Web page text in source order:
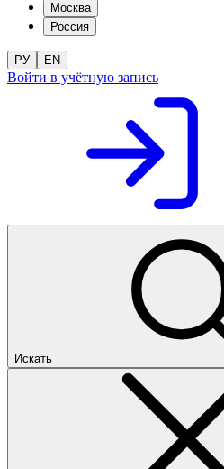
Москва
Россия
РУ EN
Войти в учётную запись
Искать